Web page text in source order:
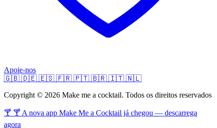
Apoie-nos
🇬🇧 🇩🇪 🇪🇸 🇫🇷 🇵🇹 🇧🇷 🇮🇹 🇳🇱
Copyright © 2026 Make me a cocktail. Todos os direitos reservados
🍸 🍸 A nova app Make Me a Cocktail já chegou — descarrega
agora